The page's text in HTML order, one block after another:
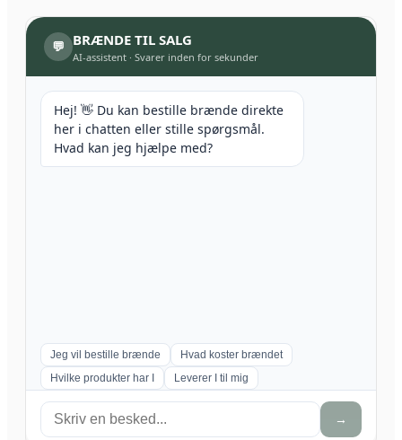
💬 BRÆNDE TIL SALG
AI-assistent · Svarer inden for sekunder
Hej! 👋 Du kan bestille brænde direkte
her i chatten eller stille spørgsmål.
Hvad kan jeg hjælpe med?
Jeg vil bestille brænde
Hvad koster brændet
Hvilke produkter har I
Leverer I til mig
→